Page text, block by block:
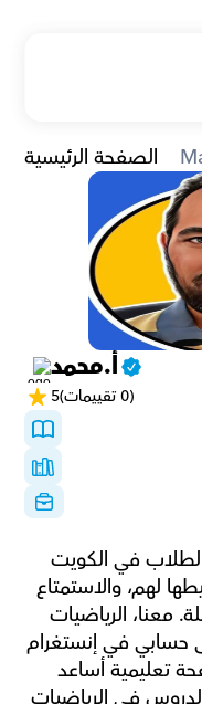
الصفحة الرئيسية
أ.محمد
5 (0 تقييمات)